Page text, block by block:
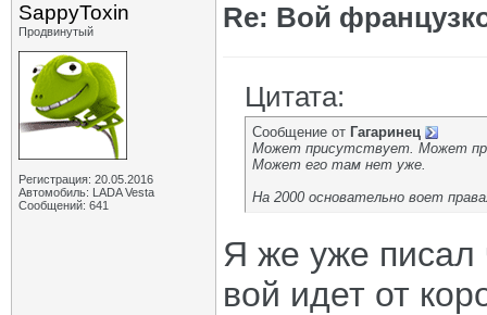
SappyToxin
Продвинутый
Регистрация: 20.05.2016
Автомобиль: LADA Vesta
Сообщений: 641
Re: Вой
Цитата:
Сообщение от Гагаринец
Может присутствует. Может
Может его там нет уже.
На 2000 основательно воет
Я же уже писал
вой идет от